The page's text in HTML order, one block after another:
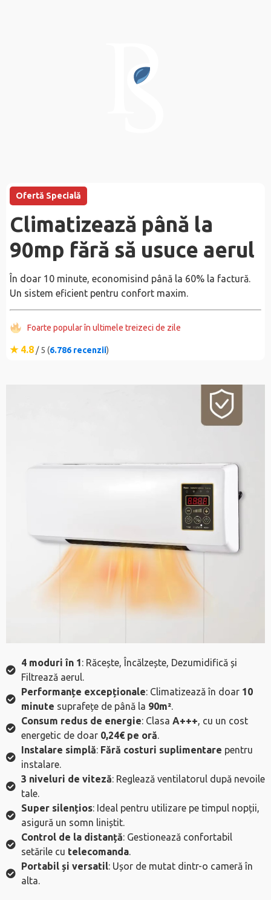
Ofertă Specială
Climatizează până la
90mp fără să usuce aerul
În doar 10 minute, economisind până la 60% la factură.
Un sistem eficient pentru confort maxim.
Foarte popular în ultimele treizeci de zile
★ 4.8 / 5 (6.786 recenzii)
4 moduri în 1: Răcește, Încălzește, Dezumidifică și
Filtrează aerul.
Performanțe excepționale: Climatizează în doar 10
minute suprafețe de până la 90m².
Consum redus de energie: Clasa A+++, cu un cost
energetic de doar 0,24€ pe oră.
Instalare simplă: Fără costuri suplimentare pentru
instalare.
3 niveluri de viteză: Reglează ventilatorul după nevoile
tale.
Super silențios: Ideal pentru utilizare pe timpul nopții,
asigură un somn liniștit.
Control de la distanță: Gestionează confortabil
setările cu telecomanda.
Portabil și versatil: Ușor de mutat dintr-o cameră în
alta.